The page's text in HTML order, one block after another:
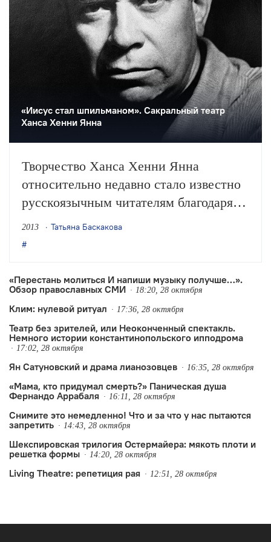
«Иисус стал шпильманом». Сакральный театр
Ханса Хенни Янна
Творчество Ханса Хенни Янна
относительно недавно стало известно
русскоязычным читателям благодаря
переводам Татьяны Баскаковой,
но надеяться, что российская сцена
произведениям вообще и пьесам
в частности вряд ли приходится:
уж очень необычны их темы, лексика
и сюжетные повороты для наших
лицемерно-целомудренных
подмостков. Впрочем, и для…
2013 Татьяна Баскакова
«Перестань молиться И напиши музыку получше…».
Обзор православных СМИ
18:20, 28 октября
Клим: нулевой ритуал 17:36, 28 октября
Театр без зрителей, или Неоконченный спектакль.
Немного истории константинопольского ипподрома
17:02, 28 октября
Ян Сатуновский и драма лианозовцев 16:35, 28 октября
«Мама, кто придумал смерть?» Паническая душа
Фернандо Аррабаля
16:11, 28 октября
Cнимите это немедленно! Что и за что у нас пытаются
запретить
14:43, 28 октября
Шекспировская трилогия Остермайера: мякоть плоти и
решетка формы
14:20, 28 октября
Living Theatre: репетиция рая 12:51, 28 октября